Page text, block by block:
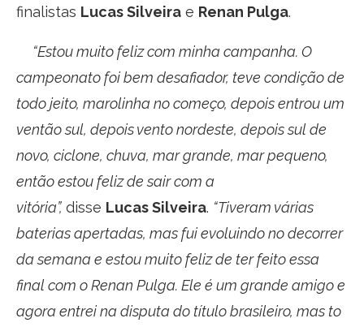
finalistas Lucas Silveira e Renan Pulga.
“Estou muito feliz com minha campanha. O
campeonato foi bem desafiador, teve condição de
todo jeito, marolinha no começo, depois entrou um
ventão sul, depois vento nordeste, depois sul de
novo, ciclone, chuva, mar grande, mar pequeno,
então estou feliz de sair com a
vitória”, disse Lucas Silveira. “Tiveram várias
baterias apertadas, mas fui evoluindo no decorrer
da semana e estou muito feliz de ter feito essa
final com o Renan Pulga. Ele é um grande amigo e
agora entrei na disputa do título brasileiro, mas to